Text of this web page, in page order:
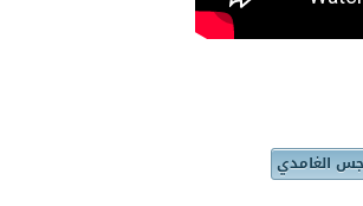
الغامدي